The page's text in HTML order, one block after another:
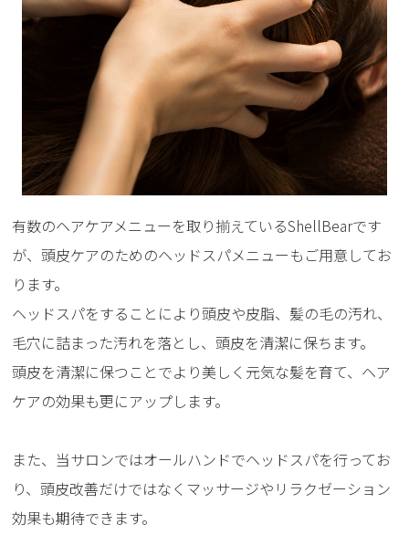
有数のヘアケアメニューを取り揃えているShellBearです
が、頭皮ケアのためのヘッドスパメニューもご用意してお
ります。
ヘッドスパをすることにより頭皮や皮脂、髪の毛の汚れ、
毛穴に詰まった汚れを落とし、頭皮を清潔に保ちます。
頭皮を清潔に保つことでより美しく元気な髪を育て、ヘア
ケアの効果も更にアップします。
また、当サロンではオールハンドでヘッドスパを行ってお
り、頭皮改善だけではなくマッサージやリラクゼーション
効果も期待できます。